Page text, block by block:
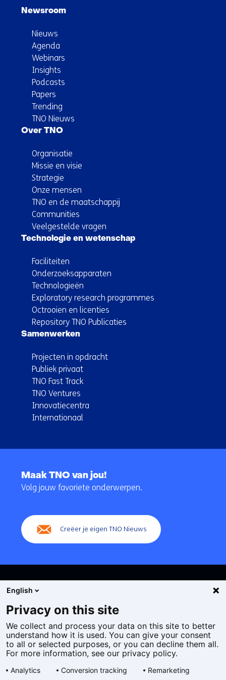
Newsroom
Nieuws
Agenda
Webinars
Insights
Podcasts
Papers
Trending
TNO Nieuws
Over TNO
Organisatie
Missie en visie
Strategie
Onze mensen
TNO en de maatschappij
Communities
Veelgestelde vragen
Technologie en wetenschap
Faciliteiten
Onderzoeksapparaten
Technologieën
Exploratory research programmes
Octrooien en licenties
Repository TNO Publicaties
Samenwerken
Projecten in opdracht
Publiek privaat
TNO Fast Track
TNO Ventures
Innovatiecentra
Internationaal
navigatie
Maak TNO van jou!
Volg jouw favoriete onderwerpen.
Creëer je eigen TNO Nieuws
Cookies
Privacy statement
Toegankelijkheid
Algemene voorwaarden
English
Privacy on this site
We collect and process your data on this site to better
understand how it is used. You can give your consent
to all or selected purposes, or you can decline them all.
For more information, see our privacy policy.
Analytics Conversion tracking
Remarketing